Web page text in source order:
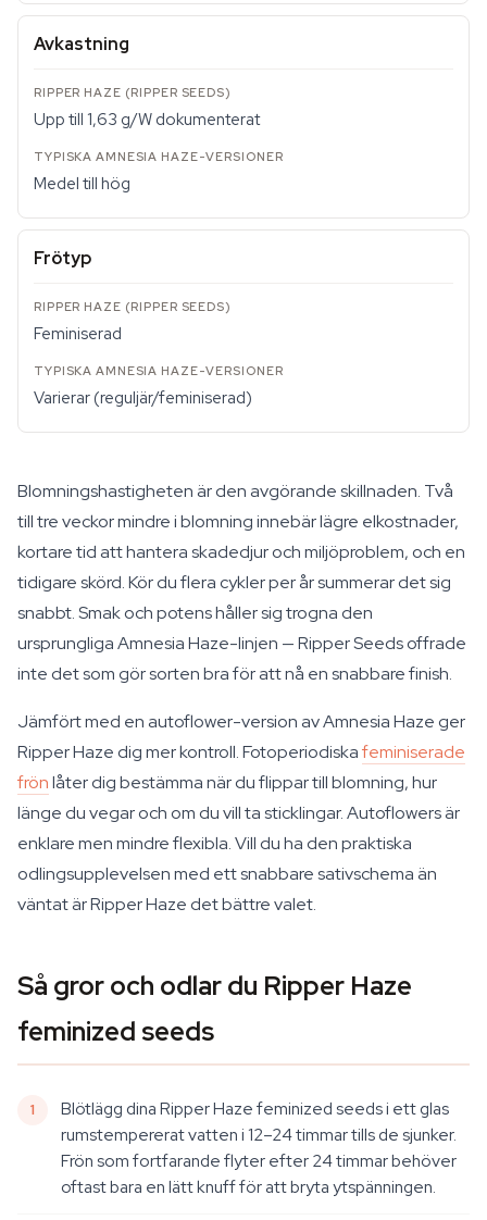
Avkastning
Upp till 1,63 g/W dokumenterat
Medel till hög
Frötyp
Feminiserad
Varierar (reguljär/feminiserad)
Blomningshastigheten är den avgörande skillnaden. Två
till tre veckor mindre i blomning innebär lägre elkostnader,
kortare tid att hantera skadedjur och miljöproblem, och en
tidigare skörd. Kör du flera cykler per år summerar det sig
snabbt. Smak och potens håller sig trogna den
ursprungliga Amnesia Haze-linjen — Ripper Seeds offrade
inte det som gör sorten bra för att nå en snabbare finish.
Jämfört med en autoflower-version av Amnesia Haze ger
Ripper Haze dig mer kontroll. Fotoperiodiskafeminiserade
frönlåter dig bestämma när du flippar till blomning, hur
länge du vegar och om du vill ta sticklingar. Autoflowers är
enklare men mindre flexibla. Vill du ha den praktiska
odlingsupplevelsen med ett snabbare sativschema än
väntat är Ripper Haze det bättre valet.
Så gror och odlar du Ripper Haze
feminized seeds
Blötlägg dina Ripper Haze feminized seeds i ett glas
rumstempererat vatten i 12–24 timmar tills de sjunker.
Frön som fortfarande flyter efter 24 timmar behöver
oftast bara en lätt knuff för att bryta ytspänningen.